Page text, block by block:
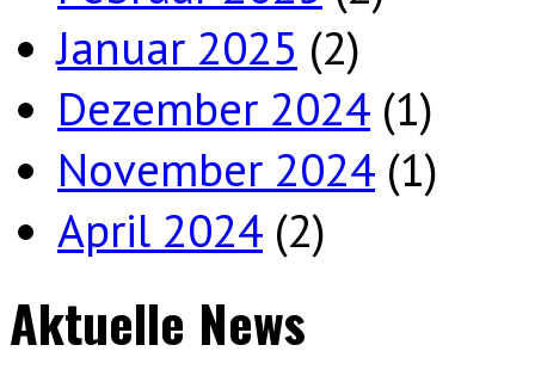
Januar 2025 (2)
Dezember 2024 (1)
November 2024 (1)
April 2024 (2)
Aktuelle News